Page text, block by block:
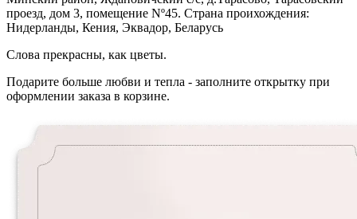
проезд, дом 3, помещение Nº45. Страна проихождения:
Нидерланды, Кения, Эквадор, Беларусь
Слова прекрасны, как цветы.
Подарите больше любви и тепла - заполните открытку при
оформлении заказа в корзине.